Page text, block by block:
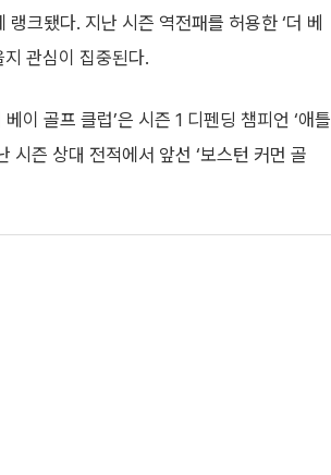
크됐다. 지난 시즌 역전패를 허용한 ‘더 베
관심이 집중된다.
이 골프 클럽’은 시즌 1 디펜딩 챔피언 ‘애틀
시즌 상대 전적에서 앞선 ‘보스턴 커먼 골